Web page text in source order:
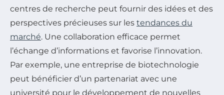
centres de recherche peut fournir des idées et des
perspectives précieuses sur les tendances du
marché. Une collaboration efficace permet
l’échange d’informations et favorise l’innovation.
Par exemple, une entreprise de biotechnologie
peut bénéficier d’un partenariat avec une
université pour le développement de nouvelles